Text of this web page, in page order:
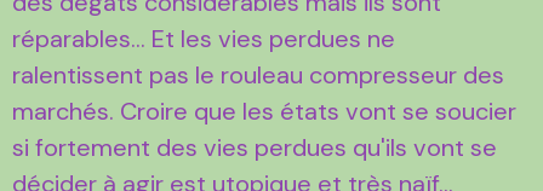
réparables... Et les vies perdues ne
ralentissent pas le rouleau compresseur des
marchés. Croire que les états vont se soucier
si fortement des vies perdues qu'ils vont se
décider à agir est utopique et très naïf...